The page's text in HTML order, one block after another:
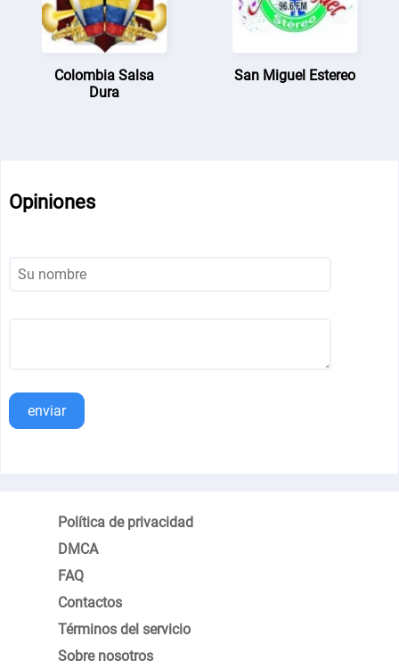
Colombia Salsa
Dura
San Miguel Estereo
Opiniones
enviar
Política de privacidad
DMCA
FAQ
Contactos
Términos del servicio
Sobre nosotros